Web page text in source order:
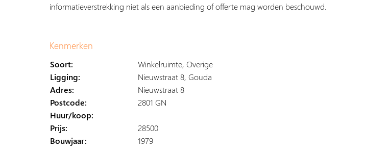
informatieverstrekking niet als een aanbieding of offerte mag worden beschouwd.
Kenmerken
Soort:
Winkelruimte, Overige
Ligging:
Nieuwstraat 8, Gouda
Adres:
Nieuwstraat 8
Postcode:
2801 GN
Huur/koop:
Prijs:
28500
Bouwjaar:
1979